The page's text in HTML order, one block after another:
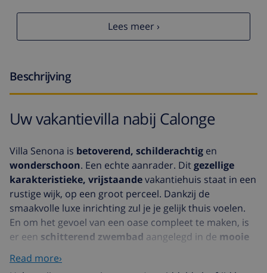
Lees meer ›
Beschrijving
Uw vakantievilla nabij Calonge
Villa Senona is betoverend, schilderachtig en
wonderschoon. Een echte aanrader. Ditgezellige
karakteristieke, vrijstaandevakantiehuis staat in een
rustige wijk, op een groot perceel. Dankzij de
smaakvolle luxe inrichting zul je je gelijk thuis voelen.
En om het gevoel van een oase compleet te maken, is
er een schitterend zwembad aangelegd in de mooie
privézwembad van de zon, lees je een goed boek op
Read more›